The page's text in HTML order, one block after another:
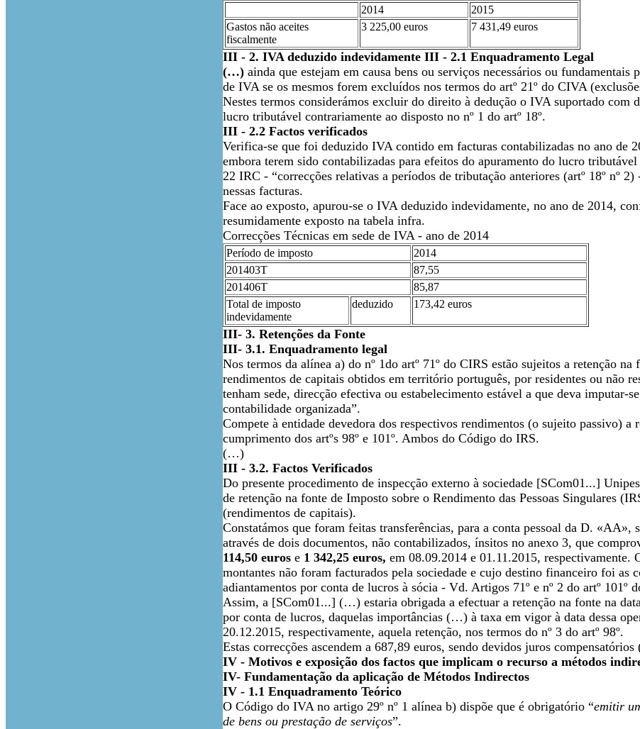
2014
2015
Gastos não aceites
fiscalmente
3 225,00 euros 7 431,49 euros
III - 2. IVA deduzido indevidamente III - 2.1 Enquadramento Legal
(…) ainda que estejam em causa bens ou serviços necessários ou
de IVA se os mesmos forem excluídos nos termos do artº 21º do CIVA
Nestes termos considerámos excluir do direito à dedução o IVA suportado com
lucro tributável contrariamente ao disposto no nº 1 do artº 18º.
III - 2.2 Factos verificados
Verifica-se que foi deduzido IVA contido em facturas contabilizadas no ano de
embora terem sido contabilizadas para efeitos do apuramento do lucro
22 IRC - “correcções relativas a períodos de tributação anteriores (artº 18º nº
nessas facturas.
Face ao exposto, apurou-se o IVA deduzido indevidamente, no ano de 2014,
resumidamente exposto na tabela infra.
Correcções Técnicas em sede de IVA - ano de 2014
Período de imposto
2014
201403T
87,55
201406T
85,87
Total de imposto
indevidamente
deduzido 173,42 euros
III- 3. Retenções da Fonte
III- 3.1. Enquadramento legal
Nos termos da alínea a) do nº 1do artº 71º do CIRS estão sujeitos a retenção
rendimentos de capitais obtidos em território português, por residentes ou não
tenham sede, direcção efectiva ou estabelecimento estável a que deva imputar-
contabilidade organizada”.
Compete à entidade devedora dos respectivos rendimentos (o sujeito passivo)
cumprimento dos artºs 98º e 101º. Ambos do Código do IRS.
(…)
III - 3.2. Factos Verificados
Do presente procedimento de inspecção externo à sociedade [SCom01...]
de retenção na fonte de Imposto sobre o Rendimento das Pessoas Singulares
(rendimentos de capitais).
Constatámos que foram feitas transferências, para a conta pessoal da D. «AA»,
através de dois documentos, não contabilizados, ínsitos no anexo 3, que
114,50 euros e 1 342,25 euros, em 08.09.2014 e 01.11.2015, respectivamente.
montantes não foram facturados pela sociedade e cujo destino financeiro foi as
adiantamentos por conta de lucros à sócia - Vd. Artigos 71º e nº 2 do artº 101º
Assim, a [SCom01...] (…) estaria obrigada a efectuar a retenção na fonte na
por conta de lucros, daquelas importâncias (…) à taxa em vigor à data dessa
20.12.2015, respectivamente, aquela retenção, nos termos do nº 3 do artº 98º.
Estas correcções ascendem a 687,89 euros, sendo devidos juros
IV - Motivos e exposição dos factos que implicam o recurso a métodos
IV- Fundamentação da aplicação de Métodos Indirectos
IV - 1.1 Enquadramento Teórico
O Código do IVA no artigo 29º nº 1 alínea b) dispõe que é obrigatório “emitir
de bens ou prestação de serviços”.